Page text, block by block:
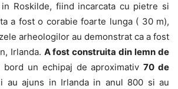
Roskilde, fiind incarcata cu pietre si
a fost o corabie foarte lunga ( 30 m),
arheologilor au demonstrat ca a fost
Irlanda. A fost construita din lemn de
bord un echipaj de aproximativ70 de
au ajuns in Irlanda in anul 800 si au